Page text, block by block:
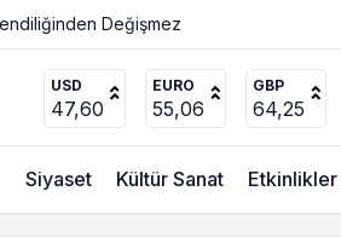
Şiiri Adnan Yücel’den
USD
47,60
EURO
55,06
GBP
64,25
Siyaset Kültür Sanat Etkinlikler